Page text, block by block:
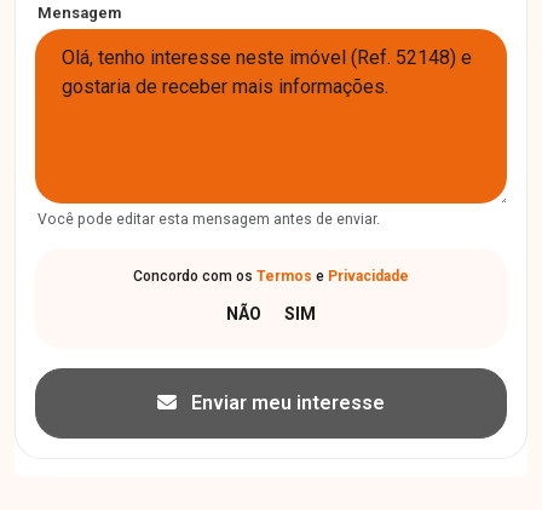
Mensagem
Você pode editar esta mensagem antes de enviar.
Concordo com os Termos e Privacidade
Enviar meu interesse